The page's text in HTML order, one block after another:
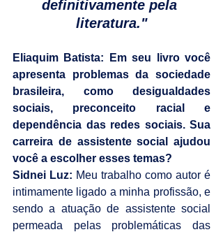
definitivamente pela
literatura."
Eliaquim Batista: Em seu livro você
apresenta problemas da sociedade
brasileira, como desigualdades
sociais, preconceito racial e
dependência das redes sociais. Sua
carreira de assistente social ajudou
você a escolher esses temas?
Sidnei Luz: Meu trabalho como autor é
intimamente ligado a minha profissão, e
sendo a atuação de assistente social
permeada pelas problemáticas das